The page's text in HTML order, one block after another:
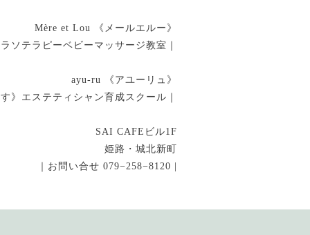
Mère et Lou 《メールエルー》
ソテラピーベビーマッサージ教室｜
ayu-ru 《アユーリュ》
》エステティシャン育成スクール｜
SAI CAFEビル1F
姫路・城北新町
｜お問い合せ 079−258−8120 |